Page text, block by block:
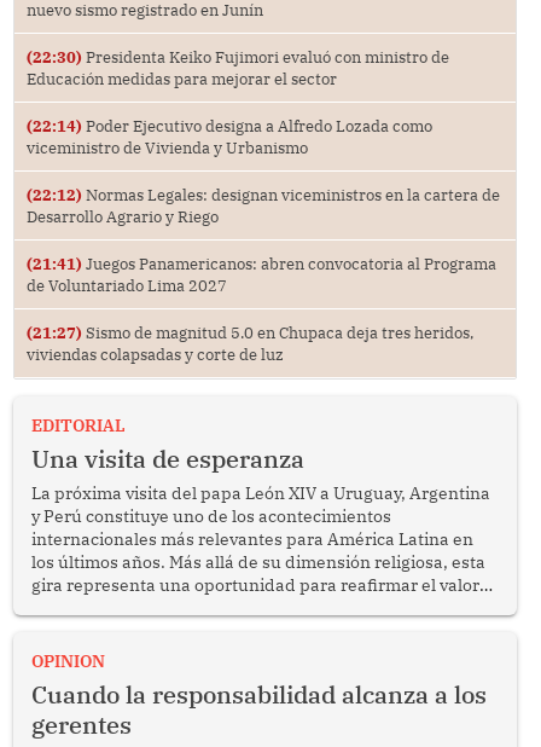
nuevo sismo registrado en Junín
(22:30) Presidenta Keiko Fujimori evaluó con ministro de
Educación medidas para mejorar el sector
(22:14) Poder Ejecutivo designa a Alfredo Lozada como
viceministro de Vivienda y Urbanismo
(22:12) Normas Legales: designan viceministros en la cartera de
Desarrollo Agrario y Riego
(21:41) Juegos Panamericanos: abren convocatoria al Programa
de Voluntariado Lima 2027
(21:27) Sismo de magnitud 5.0 en Chupaca deja tres heridos,
viviendas colapsadas y corte de luz
EDITORIAL
Una visita de esperanza
La próxima visita del papa León XIV a Uruguay, Argentina
y Perú constituye uno de los acontecimientos
internacionales más relevantes para América Latina en
los últimos años. Más allá de su dimensión religiosa, esta
gira representa una oportunidad para reafirmar el valor
enfrenta desafíos en materia de desarrollo, cohesión
OPINION
Cuando la responsabilidad alcanza a los
gerentes